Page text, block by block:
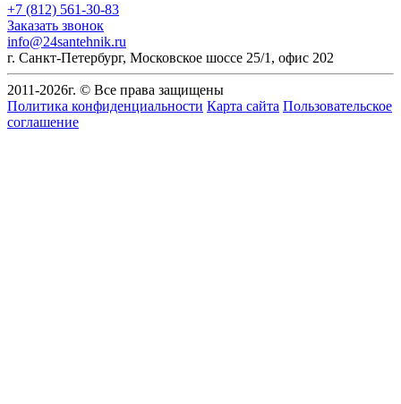
+7 (812) 561-30-83
Заказать звонок
info@24santehnik.ru
г. Санкт-Петербург, Московское шоссе 25/1, офис 202
2011-2026г. © Все права защищены
Политика конфиденциальности Карта сайта Пользовательское
соглашение